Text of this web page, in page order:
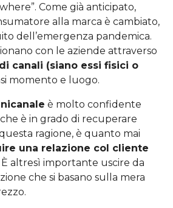
Come già anticipato,
alla marca è cambiato,
dell’emergenza pandemica.
con le aziende attraverso
canali (siano essi fisici o
momento e luogo.
è molto confidente
è in grado di recuperare
ragione, è quanto mai
una relazione col cliente
È altresì importante uscire da
che si basano sulla mera